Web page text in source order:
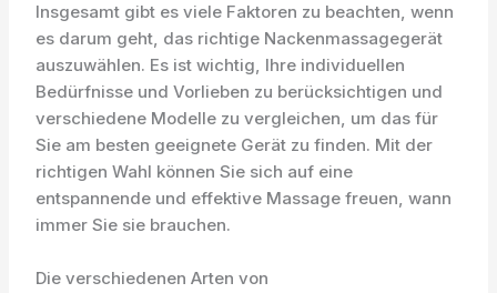
Insgesamt gibt es viele Faktoren zu beachten, wenn
es darum geht, das richtige Nackenmassagegerät
auszuwählen. Es ist wichtig, Ihre individuellen
Bedürfnisse und Vorlieben zu berücksichtigen und
verschiedene Modelle zu vergleichen, um das für
Sie am besten geeignete Gerät zu finden. Mit der
richtigen Wahl können Sie sich auf eine
entspannende und effektive Massage freuen, wann
immer Sie sie brauchen.
Die verschiedenen Arten von